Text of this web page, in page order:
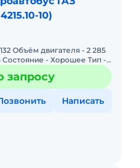
телефоны
с которыми Вы
по
и договориться об
что на
в будние дни с
10)
Объём двигателя - 2 285
Состояние - Хорошее Тип -
- 300 000 тыс. км
запросу
Написать